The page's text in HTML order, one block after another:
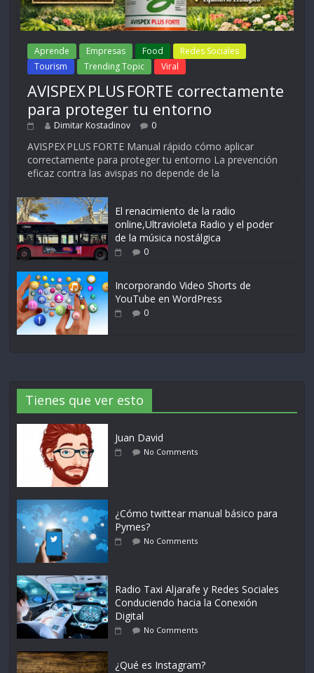
Aprende Empresas Food
Redes Sociales
Tourism
Trending Topic Viral
AVISPEX PLUS FORTE correctamente
para proteger tu entorno
Dimitar Kostadinov 0
AVISPEX PLUS FORTE Manual rápido cómo aplicar
correctamente para proteger tu entorno La prevención
eficaz contra las avispas no depende de la
El renacimiento de la radio
online,Ultravioleta Radio y el poder
de la música nostálgica
0
Incorporando Video Shorts de
YouTube en WordPress
0
Tienes que ver esto
Juan David
No Comments
¿Cómo twittear manual básico para
Pymes?
No Comments
Radio Taxi Aljarafe y Redes Sociales
Conduciendo hacia la Conexión
Digital
No Comments
¿Qué es Instagram?